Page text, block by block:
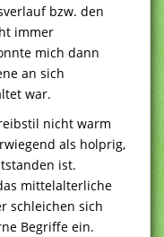
bzw. den
immer
mich dann
an sich
war.
nicht warm
als holprig,
ist.
mittelalterliche
schleichen sich
Begriffe ein.